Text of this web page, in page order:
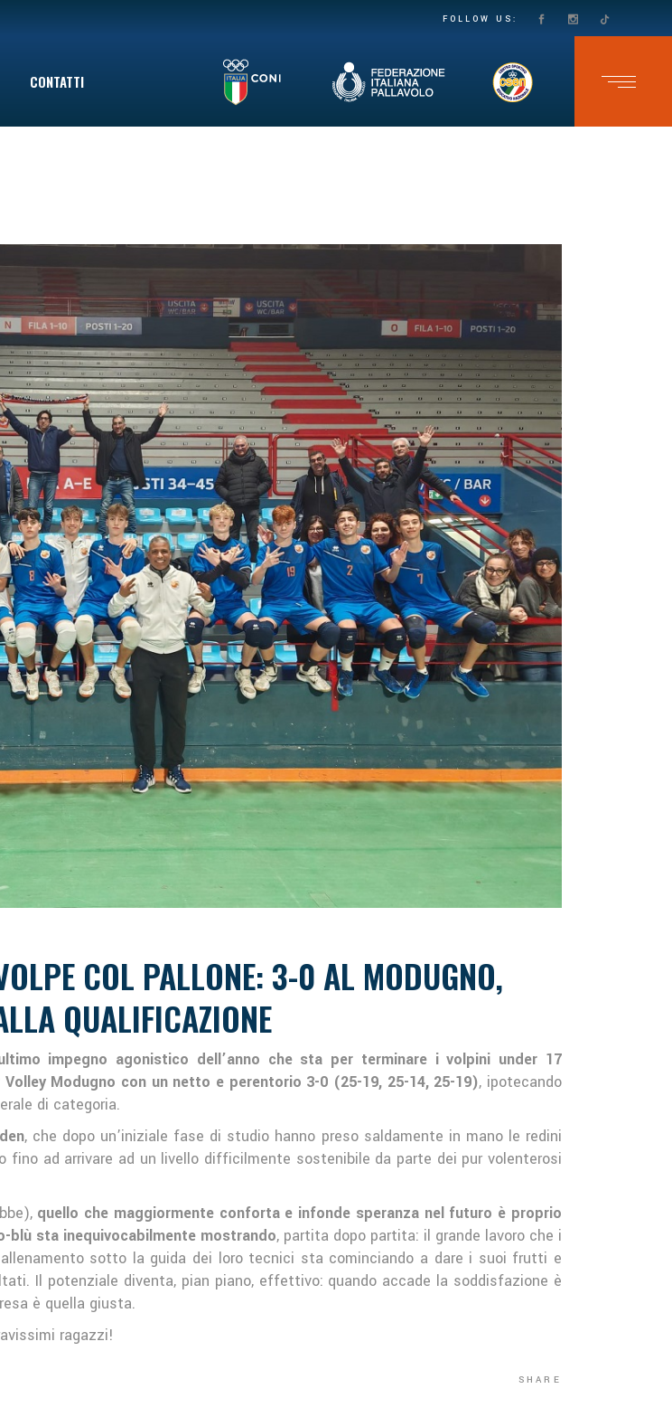
FOLLOW US:
CONTATTI
COL PALLONE: 3-0 AL MODUGNO,
QUALIFICAZIONE
impegno agonistico dell’anno che sta per terminare i volpini under 17
Modugno con un netto e perentorio 3-0 (25-19, 25-14, 25-19), ipotecando
di categoria.
, che dopo un’iniziale fase di studio hanno preso saldamente in mano le redini
fino ad arrivare ad un livello difficilmente sostenibile da parte dei pur volenterosi
quello che maggiormente conforta e infonde speranza nel futuro è proprio
blù sta inequivocabilmente mostrando, partita dopo partita: il grande lavoro che i
sotto la guida dei loro tecnici sta cominciando a dare i suoi frutti e
Il potenziale diventa, pian piano, effettivo: quando accade la soddisfazione è
è quella giusta.
ragazzi!
SHARE